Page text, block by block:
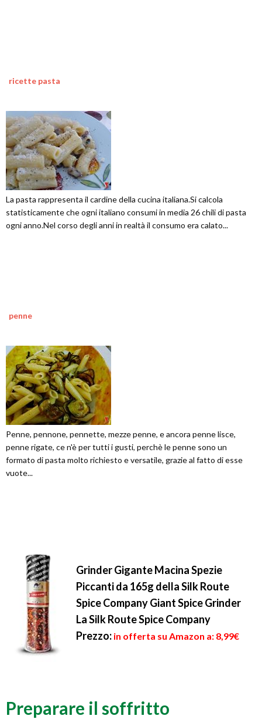
ricette pasta
La pasta rappresenta il cardine della cucina italiana.Si calcola
statisticamente che ogni italiano consumi in media 26 chili di pasta
ogni anno.Nel corso degli anni in realtà il consumo era calato...
penne
Penne, pennone, pennette, mezze penne, e ancora penne lisce,
penne rigate, ce n'è per tutti i gusti, perchè le penne sono un
formato di pasta molto richiesto e versatile, grazie al fatto di esse
vuote...
Grinder Gigante Macina Spezie
Piccanti da 165g della Silk Route
Spice Company Giant Spice Grinder
La Silk Route Spice Company
Prezzo: in offerta su Amazon a: 8,99€
Preparare il soffritto